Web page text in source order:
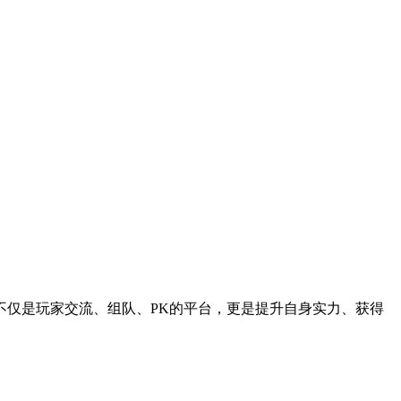
是玩家交流、组队、PK的平台，更是提升自身实力、获得